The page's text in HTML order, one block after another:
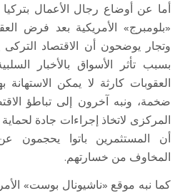
أما عن أوضاع رجال الأعمال
«بلومبرج» الأمريكية بعد فرض
وتجار يوضحون أن الاقتصاد التركى
بسبب تأثر الأسواق بالأخبار
العقوبات كارثة لا يمكن
ضخمة، ونبه آخرون إلى تباطؤ
المركزى لاتخاذ إجراءات جادة لحماية
أن المستثمرين باتوا يحجمون
المخاوف من خسارتهم.
كما نبه موقع «ناشيونال بوست»